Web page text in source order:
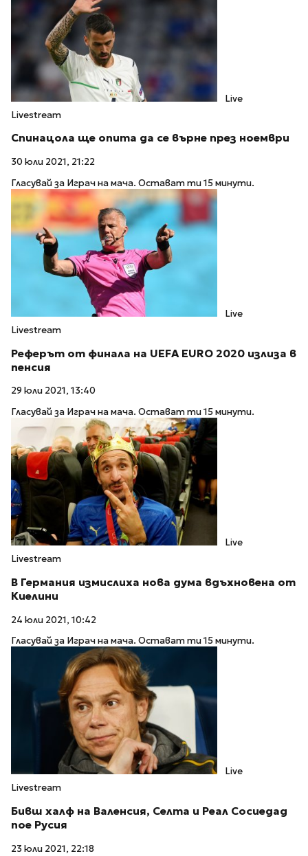
Live
Livestream
Спинацола ще опита да се върне през ноември
30 юли 2021, 21:22
Гласувай за Играч на мача. Остават ти 15 минути.
Live
Livestream
Реферът от финала на UEFA EURO 2020 излиза в
пенсия
29 юли 2021, 13:40
Гласувай за Играч на мача. Остават ти 15 минути.
Live
Livestream
В Германия измислиха нова дума вдъхновена от
Киелини
24 юли 2021, 10:42
Гласувай за Играч на мача. Остават ти 15 минути.
Live
Livestream
Бивш халф на Валенсия, Селта и Реал Сосиедад
пое Русия
23 юли 2021, 22:18